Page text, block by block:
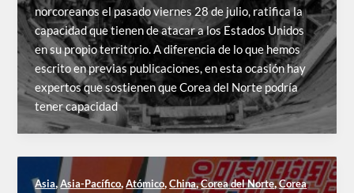
norcoreanos el pasado viernes 28 de julio, ratifica la
capacidad que tienen de atacar a los Estados Unidos
en su propio territorio. A diferencia de lo que hemos
escrito en previas publicaciones, en esta ocasión hay
expertos que sostienen que Corea del Norte podría
tener capacidad
Asia,Asia-Pacífico,Atómico,China,Corea del Norte,Corea